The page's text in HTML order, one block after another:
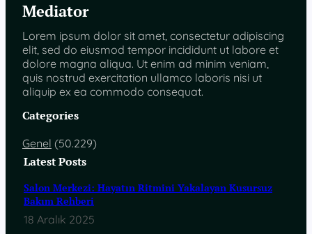
Mediator
Lorem ipsum dolor sit amet, consectetur adipiscing
elit, sed do eiusmod tempor incididunt ut labore et
dolore magna aliqua. Ut enim ad minim veniam,
quis nostrud exercitation ullamco laboris nisi ut
aliquip ex ea commodo consequat.
Categories
Genel (50.229)
Latest Posts
Salon Merkezi: Hayatın Ritmini Yakalayan Kusursuz
Bakım Rehberi
18 Aralık 2025